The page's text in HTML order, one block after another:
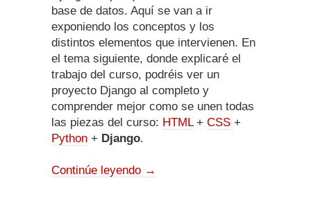
base de datos. Aquí se van a ir
exponiendo los conceptos y los
distintos elementos que intervienen. En
el tema siguiente, donde explicaré el
trabajo del curso, podréis ver un
proyecto Django al completo y
comprender mejor como se unen todas
las piezas del curso: HTML+ CSS +
Python + Django.
Continúe leyendo →